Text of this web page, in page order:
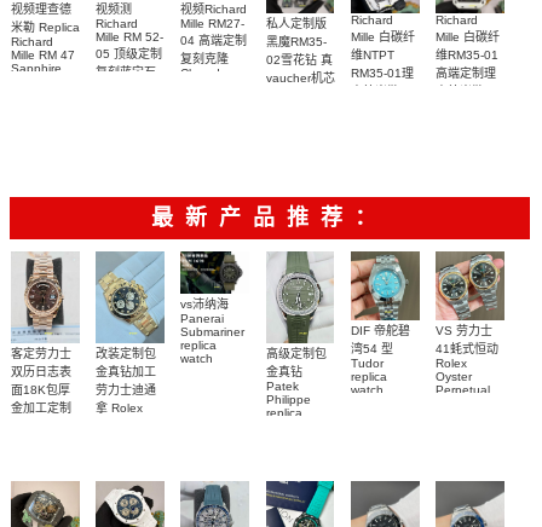
视频理查德
米勒 Replica
Richard
Mille RM 47
Sapphire
视频测
Richard
Mille RM 52-
05 顶级定制
复刻蓝宝石
视频Richard
Mille RM27-
04 高端定制
复刻克隆
Cloned
私人定制版
黑魔RM35-
02雪花钻 真
vaucher机芯
Richard
Mille 白碳纤
维NTPT
RM35-01理
Richard
Mille 白碳纤
维RM35-01
高端定制理
最新产品推荐：
客定劳力士
双历日志表
面18K包厚
金加工定制
watch
改装定制包
金真钻加工
劳力士迪通
拿 Rolex
diamonds
m126508-
0003腕表
vs沛纳海
Panerai
Submariner
replica
watch
高级定制包
金真钻
Patek
Philippe
replica
011復刻手錶
腕表
DIF 帝舵碧
湾54 型
Tudor
replica
watch
VS 劳力士
41蚝式恒动
Rolex
Oyster
Perpetual